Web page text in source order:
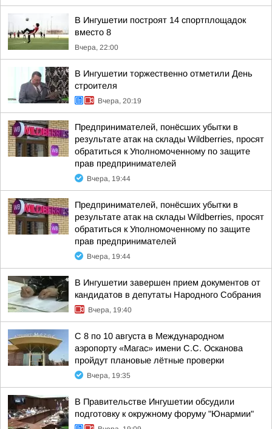
В Ингушетии построят 14 спортплощадок
вместо 8
Вчера, 22:00
В Ингушетии торжественно отметили День
строителя
Вчера, 20:19
Предпринимателей, понёсших убытки в
результате атак на склады Wildberries, просят
обратиться к Уполномоченному по защите
прав предпринимателей
Вчера, 19:44
Предпринимателей, понёсших убытки в
результате атак на склады Wildberries, просят
обратиться к Уполномоченному по защите
прав предпринимателей
Вчера, 19:44
В Ингушетии завершен прием документов от
кандидатов в депутаты Народного Собрания
Вчера, 19:40
С 8 по 10 августа в Международном
аэропорту «Магас» имени С.С. Осканова
пройдут плановые лётные проверки
Вчера, 19:35
В Правительстве Ингушетии обсудили
подготовку к окружному форуму "Юнармии"